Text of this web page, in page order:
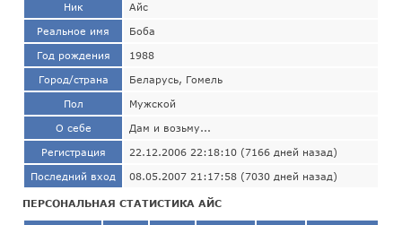
Ник Айс
Реальное имя Боба
Год рождения 1988
Город/страна Беларусь, Гомель
Пол Мужской
О себе Дам и возьму...
Регистрация 22.12.2006 22:18:10 (7166 дней назад)
Последний вход 08.05.2007 21:17:58 (7030 дней назад)
ПЕРСОНАЛЬНАЯ СТАТИСТИКА АЙС